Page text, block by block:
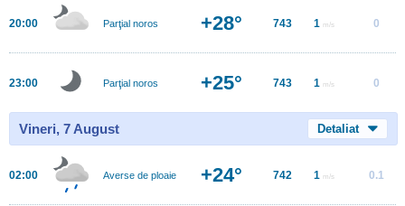
20:00 Parţial noros +28° 743 1 m/s 0
23:00 Parţial noros +25° 743 1 m/s 0
Vineri, 7 August Detaliat
02:00 Averse de ploaie +24° 742 1 m/s 0.1